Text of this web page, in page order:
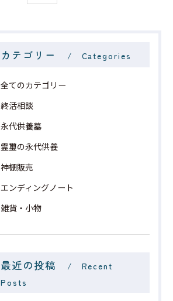
カテゴリー Categories
全てのカテゴリー
終活相談
永代供養墓
霊璽の永代供養
神棚販売
エンディングノート
雑貨・小物
最近の投稿
Recent
Posts